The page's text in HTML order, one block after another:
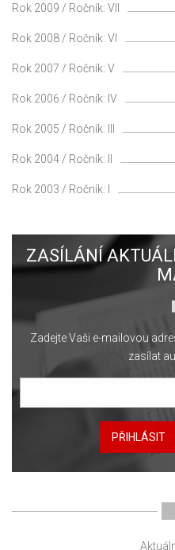
Rok 2009 / Ročník: VII
Rok 2008 / Ročník: VI
Rok 2007 / Ročník: V
Rok 2006 / Ročník: IV
Rok 2005 / Ročník: III
Rok 2004 / Ročník: II
Rok 2003 / Ročník: I
ZASÍLÁNÍ
Zadejte Vaši e-mailovou
zasílat
PŘIHLÁSIT